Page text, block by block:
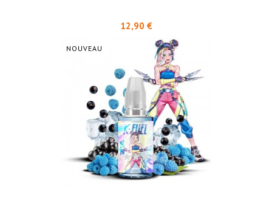
12,90 €Prix
NOUVEAU